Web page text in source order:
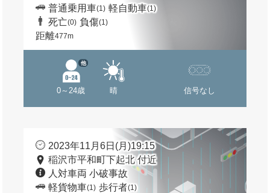
普通乗用車(1) 軽自動車(1)
死亡(0) 負傷(1)
距離477m
0～24歳
他
晴 信号なし
2023年11月6日(月)19:15
稲沢市平和町下起北 付近
人対車両 小破事故
軽貨物車(1) 歩行者(1)